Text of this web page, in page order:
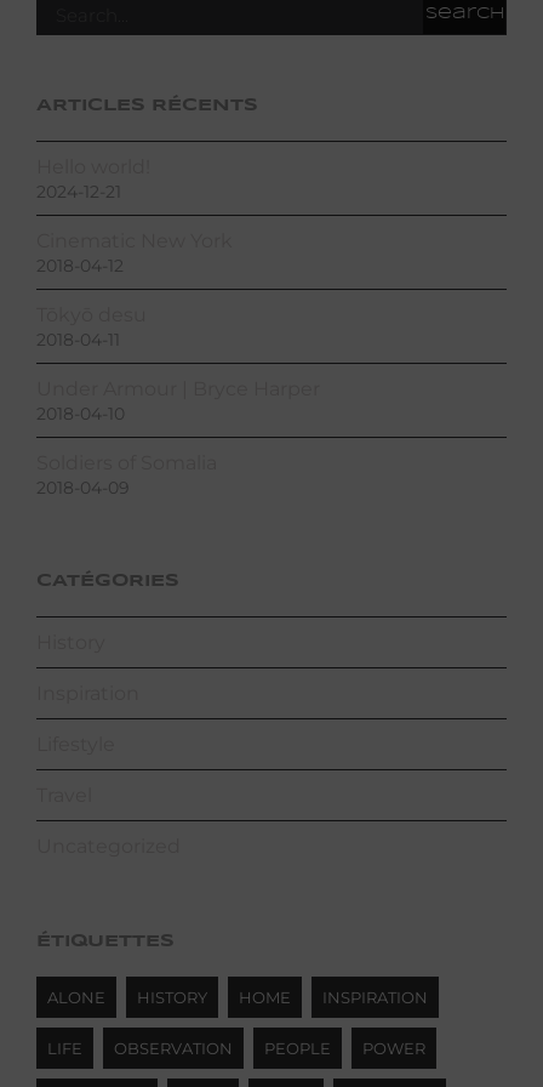
ARTICLES RÉCENTS
2024-12-21
2018-04-12
2018-04-11
2018-04-10
2018-04-09
CATÉGORIES
ÉTIQUETTES
ALONE HISTORY HOME INSPIRATION
LIFE OBSERVATION PEOPLE POWER